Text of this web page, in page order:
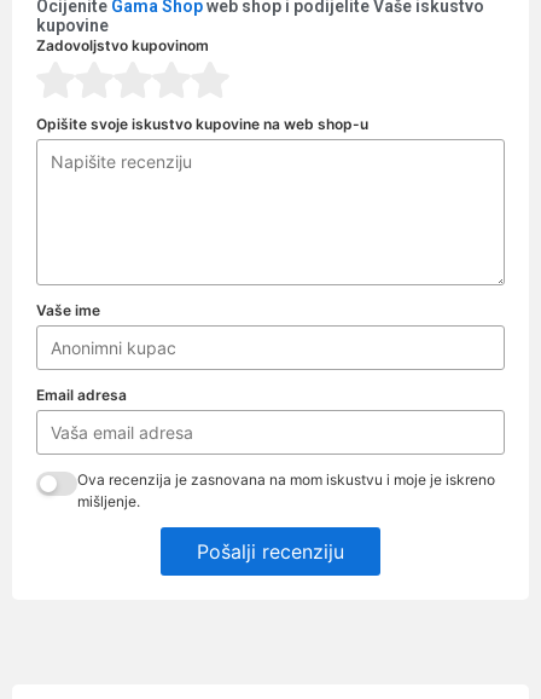
Ocijenite Gama Shopweb shop i podijelite Vaše iskustvo
kupovine
Zadovoljstvo kupovinom
Opišite svoje iskustvo kupovine na web shop-u
Vaše ime
Email adresa
Ova recenzija je zasnovana na mom iskustvu i moje je iskreno
mišljenje.
Pošalji recenziju